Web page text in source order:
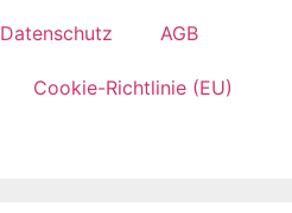
Datenschutz AGB
Cookie-Richtlinie (EU)